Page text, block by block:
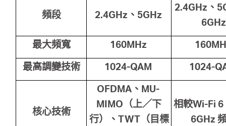
頻段 2.4GHz 、5GHz
2.4GHz 、
6GHz
最大頻寬
160MHz
最高調變技術
1024-QAM 1024-
核心技術
OFDMA 、MU-
MIMO （上／下
行）、TWT（目標
相較Wi-Fi 6
6GHz